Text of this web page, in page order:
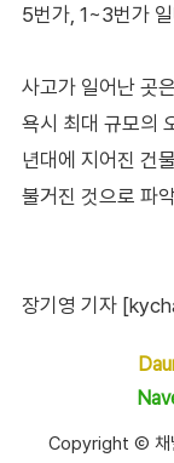
5번가, 1~3번가
사고가 일어난 곳
욕시 최대 규모의
년대에 지어진 건
불거진 것으로 파
장기영 기자
Copyright Ⓒ 채